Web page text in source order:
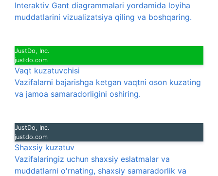
Interaktiv Gant diagrammalari yordamida loyiha
muddatlarini vizualizatsiya qiling va boshqaring.
JustDo, Inc.
justdo.com
Vaqt kuzatuvchisi
Vazifalarni bajarishga ketgan vaqtni oson kuzating
va jamoa samaradorligini oshiring.
JustDo, Inc.
justdo.com
Shaxsiy kuzatuv
Vazifalaringiz uchun shaxsiy eslatmalar va
muddatlarni o'rnating, shaxsiy samaradorlik va